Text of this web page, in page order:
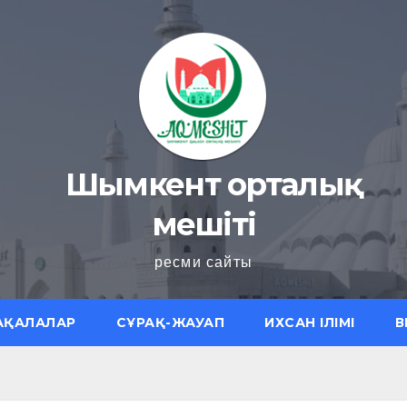
Шымкент орталық
мешіті
ресми сайты
СҰРАҚ-ЖАУАП ИХСАН ІЛІМІ